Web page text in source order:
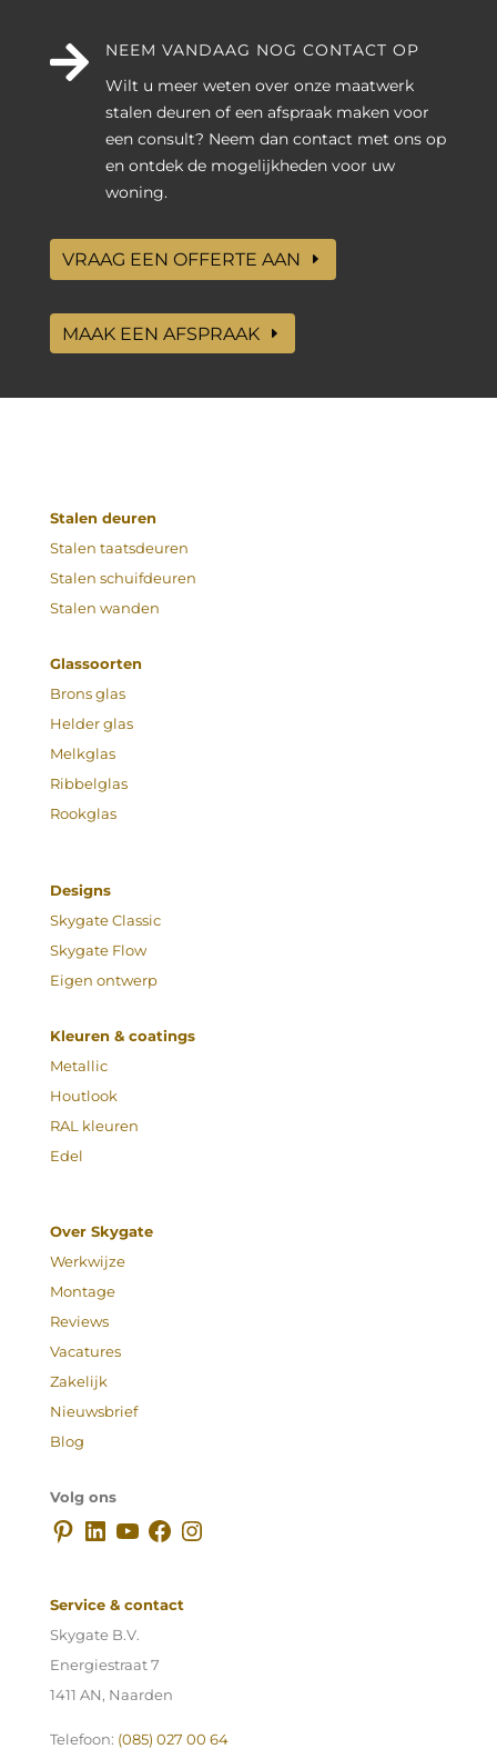

NEEM VANDAAG NOG CONTACT OP
Wilt u meer weten over onze maatwerk
stalen deuren of een afspraak maken voor
een consult? Neem dan contact met ons op
en ontdek de mogelijkheden voor uw
woning.
VRAAG EEN OFFERTE AAN
MAAK EEN AFSPRAAK
Stalen deuren
Stalen taatsdeuren
Stalen schuifdeuren
Stalen wanden
Glassoorten
Brons glas
Helder glas
Melkglas
Ribbelglas
Rookglas
Designs
Skygate Classic
Skygate Flow
Eigen ontwerp
Kleuren & coatings
Metallic
Houtlook
RAL kleuren
Edel
Over Skygate
Werkwijze
Montage
Reviews
Vacatures
Zakelijk
Nieuwsbrief
Blog
Volg ons
Pinterest
LinkedIn
YouTube
Facebook
Instagram
Service & contact
Skygate B.V.
Energiestraat 7
1411 AN, Naarden
Telefoon: (085) 027 00 64